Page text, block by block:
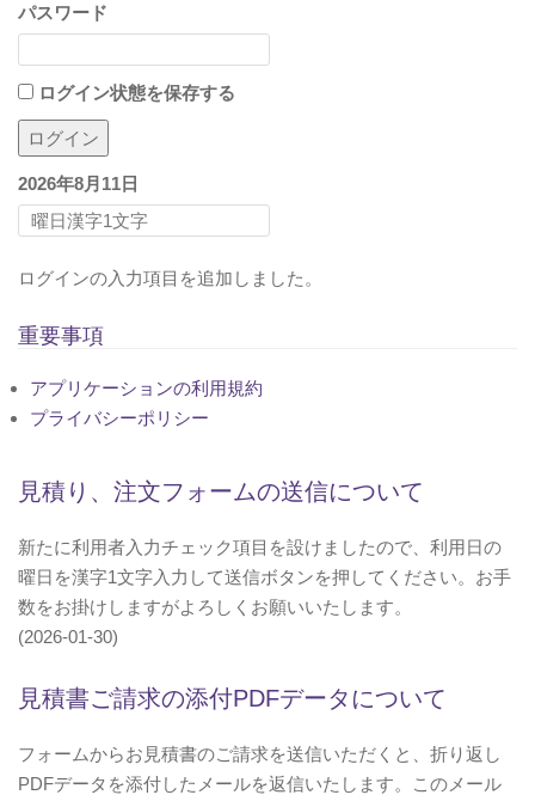
パスワード
ログイン状態を保存する
2026年8月11日
ログインの入力項目を追加しました。
重要事項
アプリケーションの利用規約
プライバシーポリシー
見積り、注文フォームの送信について
新たに利用者入力チェック項目を設けましたので、利用日の
曜日を漢字1文字入力して送信ボタンを押してください。お手
数をお掛けしますがよろしくお願いいたします。
(2026-01-30)
見積書ご請求の添付PDFデータについて
フォームからお見積書のご請求を送信いただくと、折り返し
PDFデータを添付したメールを返信いたします。このメール